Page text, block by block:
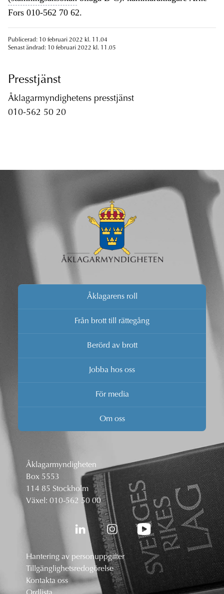
Fors 010-562 70 62.
Publicerad: 10 februari 2022 kl. 11.04
Senast ändrad: 10 februari 2022 kl. 11.05
Presstjänst
Åklagarmyndighetens presstjänst
010-562 50 20
Åklagarens roll
Från brott till rättegång
Berörd av brott
Jobba hos oss
För media
Om oss
Åklagarmyndigheten
Box 5553
114 85 Stockholm
Växel: 010-562 50 00
Hantering av personuppgifter
Tillgänglighetsredogörelse
Kontakta oss